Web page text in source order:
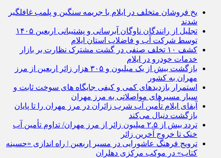
یخ‌ فروشان متخلف در ایلام با جریمه سنگین و پلمب غافلگیر
شدند
تجلیل از رانندگان ناوگان آبرسانی و پشتیبانی اربعین ۱۴۰۵
توسط شرکت آب و فاضلاب استان ایلام
کشف ۱۰ تخلف صنفی در گشت مشترک نظارت بر بازار
خدمات خودرو در ایلام
بازگشت بیش از یک میلیون و ۳۰۵ هزار زائر اربعین از مرز
مهران به کشور
استمرار بازدیدهای کمی و کیفی جایگاه‌ های سوخت ثابت و
سیار مسیرهای مواصلاتی به مرز مهران
آبفای ایلام تأمین آب شرب زائران در مرز مهران را تا پایان
بازگشت دنبال می‌کند
تردد بیش از ۲.۵ میلیون زائر از مرز مهران/ تداوم تأمین آب
خنک تا خروج آخرین زائر
ترویج فرهنگ عاشورایی در مسیر اربعین | راه‌ اندازی «حسینه
کتاب» در موکب مرکزی دهلران